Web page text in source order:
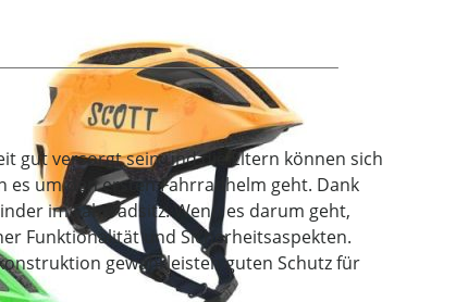
gut versorgt sein und die Eltern können sich
es um den ersten Fahrradhelm geht. Dank
im Fahrradsitz. Wenn es darum geht,
Funktionalität und Sicherheitsaspekten.
gewährleisten guten Schutz für